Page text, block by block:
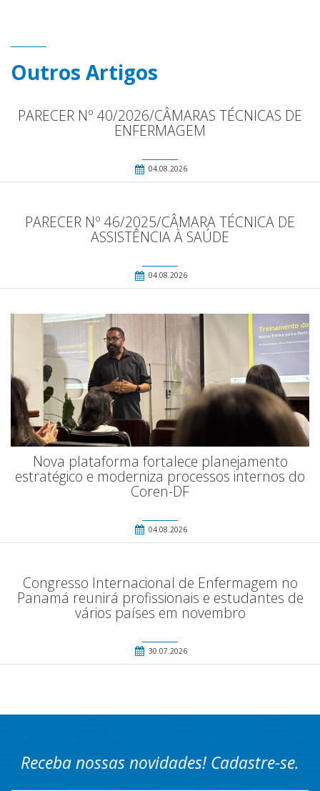
Outros Artigos
PARECER Nº 40/2026/CÂMARAS TÉCNICAS DE
ENFERMAGEM
04.08.2026
PARECER Nº 46/2025/CÂMARA TÉCNICA DE
ASSISTÊNCIA À SAÚDE
04.08.2026
Nova plataforma fortalece planejamento
estratégico e moderniza processos internos do
Coren-DF
04.08.2026
Congresso Internacional de Enfermagem no
Panamá reunirá profissionais e estudantes de
vários países em novembro
30.07.2026
Receba nossas novidades! Cadastre-se.